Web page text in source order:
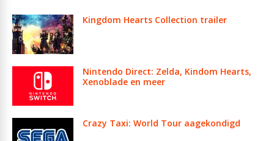
Kingdom Hearts Collection trailer
Nintendo Direct: Zelda, Kindom Hearts,
Xenoblade en meer
Crazy Taxi: World Tour aagekondigd